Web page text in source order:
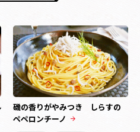
磯の香りがやみつき しらすの
ペペロンチーノ